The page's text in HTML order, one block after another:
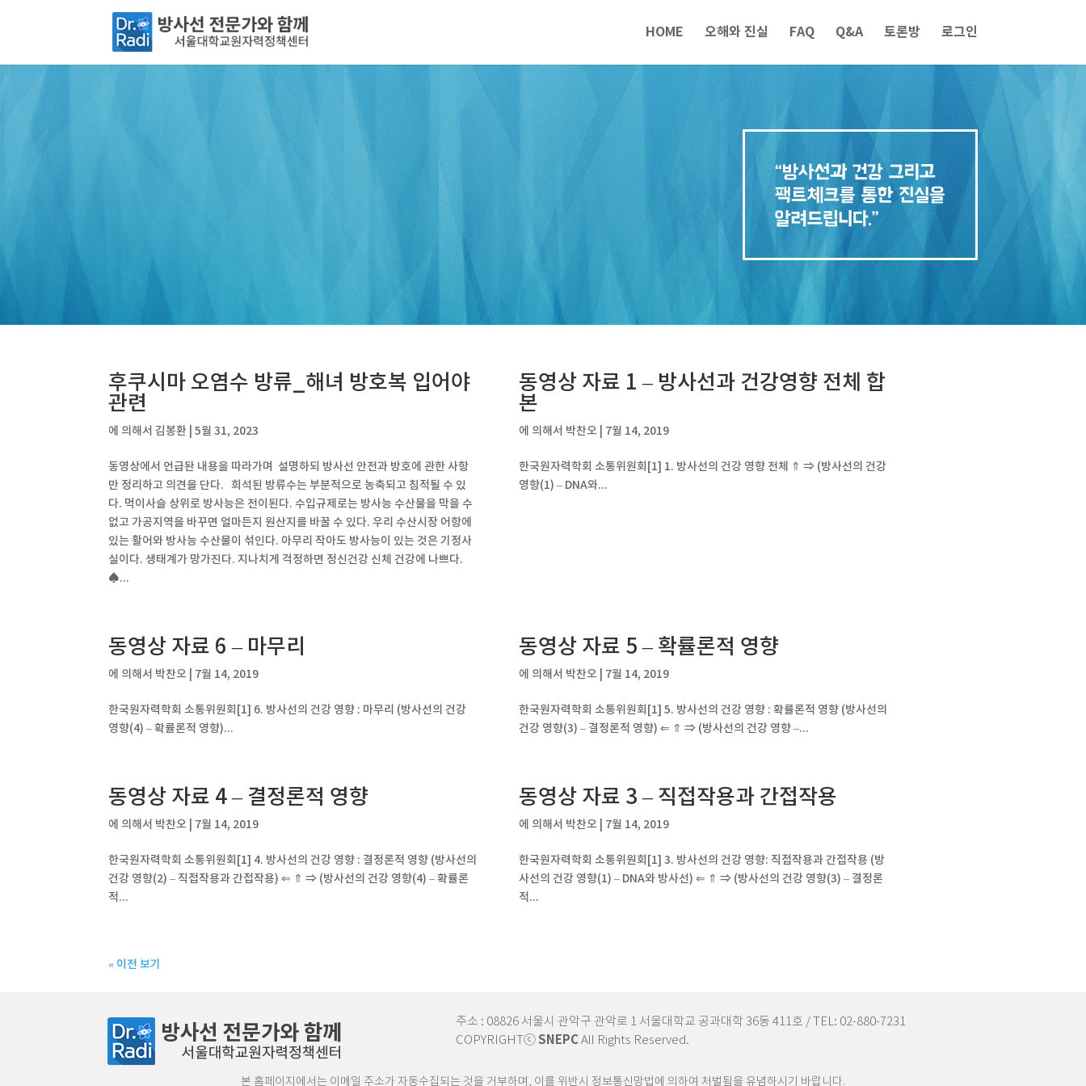
HOME 오해와 진실 FAQ Q&A 토론방 로그인
후쿠시마 오염수 방류_해녀 방호복 입어야
관련
에 의해서김봉환 |5월 31, 2023
동영상에서 언급돤 내용을 따라가며 설명하되 방사선 안전과 방호에 관한 사항
만 정리하고 의견을 단다. 희석된 방류수는 부분적으로 농축되고 침적될 수 있
다. 먹이사슬 상위로 방사능은 전이된다. 수입규제로는 방사능 수산물을 막을 수
없고 가공지역을 바꾸면 얼마든지 원산지를 바꿀 수 있다. 우리 수산시장 어항에
있는 활어와 방사능 수산물이 섞인다. 아무리 작아도 방사능이 있는 것은 기정사
실이다. 생태계가 망가진다. 지나치게 걱정하면 정신건강 신체 건강에 나쁘다.
♠...
동영상 자료 1 – 방사선과 건강영향 전체 합
본
에 의해서 박찬오 7월 14, 2019
한국원자력학회 소통위원회[1] 1. 방사선의 건강 영향 전체 ⇑ ⇒ (방사선의 건강
영향(1) – DNA와...
동영상 자료 6 – 마무리
에 의해서 박찬오 7월 14, 2019
한국원자력학회 소통위원회[1] 6. 방사선의 건강 영향 : 마무리 (방사선의 건강
영향(4) – 확률론적 영향)...
동영상 자료 5 – 확률론적 영향
에 의해서 박찬오 7월 14, 2019
한국원자력학회 소통위원회[1] 5. 방사선의 건강 영향 : 확률론적 영향 (방사선의
건강 영향(3) – 결정론적 영향) ⇐ ⇑ ⇒ (방사선의 건강 영향 –...
동영상 자료 4 – 결정론적 영향
에 의해서 박찬오 7월 14, 2019
한국원자력학회 소통위원회[1] 4. 방사선의 건강 영향 : 결정론적 영향 (방사선의
건강 영향(2) – 직접작용과 간접작용) ⇐ ⇑ ⇒ (방사선의 건강 영향(4) – 확률론
적...
동영상 자료 3 – 직접작용과 간접작용
에 의해서 박찬오 7월 14, 2019
한국원자력학회 소통위원회[1] 3. 방사선의 건강 영향: 직접작용과 간접작용 (방
사선의 건강 영향(1) – DNA와 방사선) ⇐ ⇑ ⇒ (방사선의 건강 영향(3) – 결정론
적...
« 이전 보기
주소 : 08826 서울시 관악구 관악로 1 서울대학교 공과대학 36동 411호 / TEL: 02-880-7231
COPYRIGHTⓒSNEPCAll Rights Reserved.
본 홈페이지에서는 이메일 주소가 자동수집되는 것을 거부하며, 이를 위반시 정보통신망법에 의하여 처벌됨을 유념하시기 바랍니다.